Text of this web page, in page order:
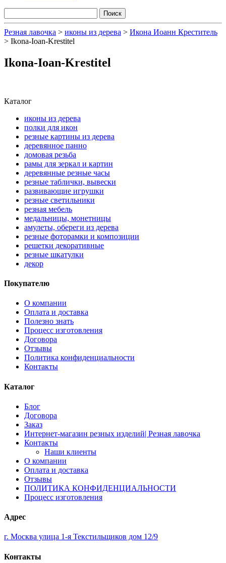
Резная лавочка > иконы из дерева > Икона Иоанн Креститель
> Ikona-Ioan-Krestitel
Ikona-Ioan-Krestitel
Каталог
иконы из дерева
полки для икон
резные картины из дерева
деревянное панно
домовая резьба
рамы для зеркал и картин
деревянные резные часы
резные таблички, вывески
развивающие игрушки
резные светильники
резная мебель
медальницы, монетницы
амулеты, обереги из дерева
резные фоторамки и композиции
решетки декоративные
резные шкатулки
декор
Покупателю
О компании
Оплата и доставка
Полезно знать
Процесс изготовления
Договора
Отзывы
Политика конфиденциальности
Контакты
Каталог
Блог
Договора
Заказ
Интернет-магазин резных изделий| Резная лавочка
Контакты
Наши клиенты
О компании
Оплата и доставка
Отзывы
ПОЛИТИКА КОНФИДЕНЦИАЛЬНОСТИ
Процесс изготовления
Адрес
г. Москва улица 1-я Текстильщиков дом 12/9
Контакты